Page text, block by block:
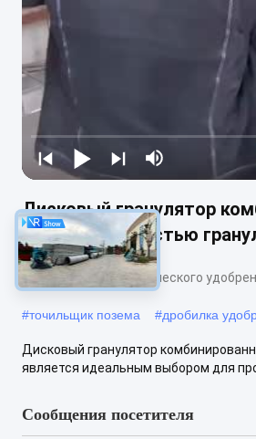
Дисковый гранулятор
высокой скоростью
гранулятор органического
#точильщик позема #дробилка
Дисковый гранулятор
является идеальным выбором для
Сообщения посетителя